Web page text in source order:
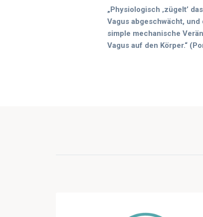
„Physiologisch ‚zügelt’
Vagus abgeschwächt,
simple mechanische
Vagus auf den Körper.“